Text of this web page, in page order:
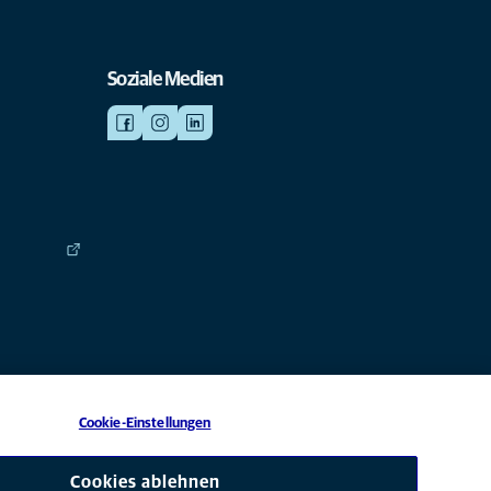
Soziale Medien
eine Tochtergesellschaft von Mars, Inc © 2026
Cookie-Einstellungen
Cookies ablehnen